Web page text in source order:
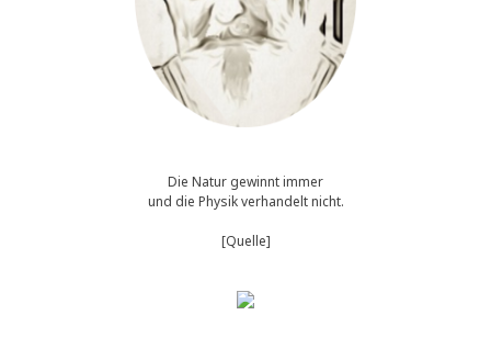
Die Natur gewinnt immer
und die Physik verhandelt nicht.
[Quelle]